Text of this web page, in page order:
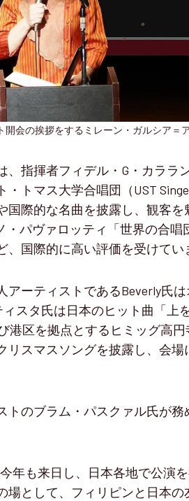
開会の挨拶をするミレーン・ガルシア＝
、指揮者フィデル・G・カララ
トマス大学合唱団（UST
国際的な名曲を披露し、観客
・パヴァロッティ「世界の合
国際的に高い評価を受けてい
アーティストであるBeverly氏
スタ氏は日本のヒット曲「上
港区を拠点とするヒミッグ高
リスマスソングを披露し、会
トのブラム・パスクァル氏が
年も来日し、日本各地で公演
場として、フィリピンと日本